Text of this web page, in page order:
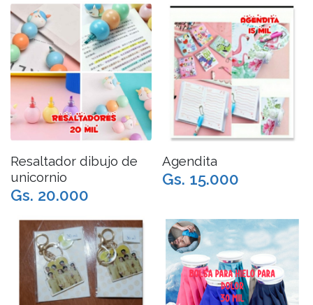
Resaltador dibujo de
unicornio
Gs. 20.000
Agendita
Gs. 15.000